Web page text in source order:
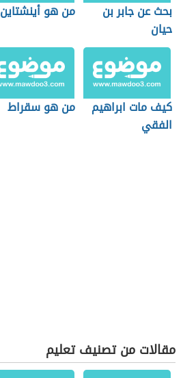
بحث عن جابر بن
حيان
من هو أينشتاين
كيف مات ابراهيم
الفقي
من هو سقراط
مقالات من تصنيف تعليم